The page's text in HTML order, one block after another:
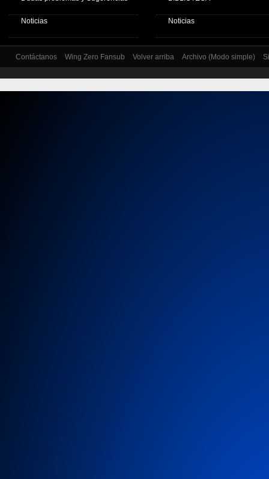
Noticias Noticias
Contáctanos Wing Zero Fansub Volver arriba Archivo (Modo simple)